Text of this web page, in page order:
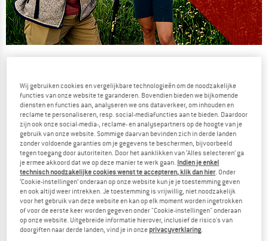
NU TOT MAAR LIEFST -50%
NAAR DE SALE
DYNAFIT
Ultra Pro Pole
-10%
GRIVEL
Anarchist
Wij gebruiken cookies en vergelijkbare technologieën om de noodzakelijke
functies van onze website te garanderen. Bovendien bieden we bijkomende
diensten en functies aan, analyseren we ons dataverkeer, om inhouden en
reclame te personaliseren, resp. social-mediafuncties aan te bieden. Daardoor
zijn ook onze social-media-, reclame- en analysepartners op de hoogte van je
gebruik van onze website. Sommige daarvan bevinden zich in derde landen
zonder voldoende garanties om je gegevens te beschermen, bijvoorbeeld
tegen toegang door autoriteiten. Door het aanklikken van ‘Alles selecteren’ ga
je ermee akkoord dat we op deze manier te werk gaan. Indien je enkel
technisch noodzakelijke cookies wenst te accepteren, klik dan hier . Onder
‘Cookie-instellingen’ onderaan op onze website kun je je toestemming geven
en ook altijd weer intrekken. Je toestemming is vrijwillig, niet noodzakelijk
voor het gebruik van deze website en kan op elk moment worden ingetrokken
of voor de eerste keer worden gegeven onder "Cookie-instellingen" onderaan
op onze website. Uitgebreide informatie hierover, inclusief de risico's van
doorgiften naar derde landen, vind je in onze privacyverklaring